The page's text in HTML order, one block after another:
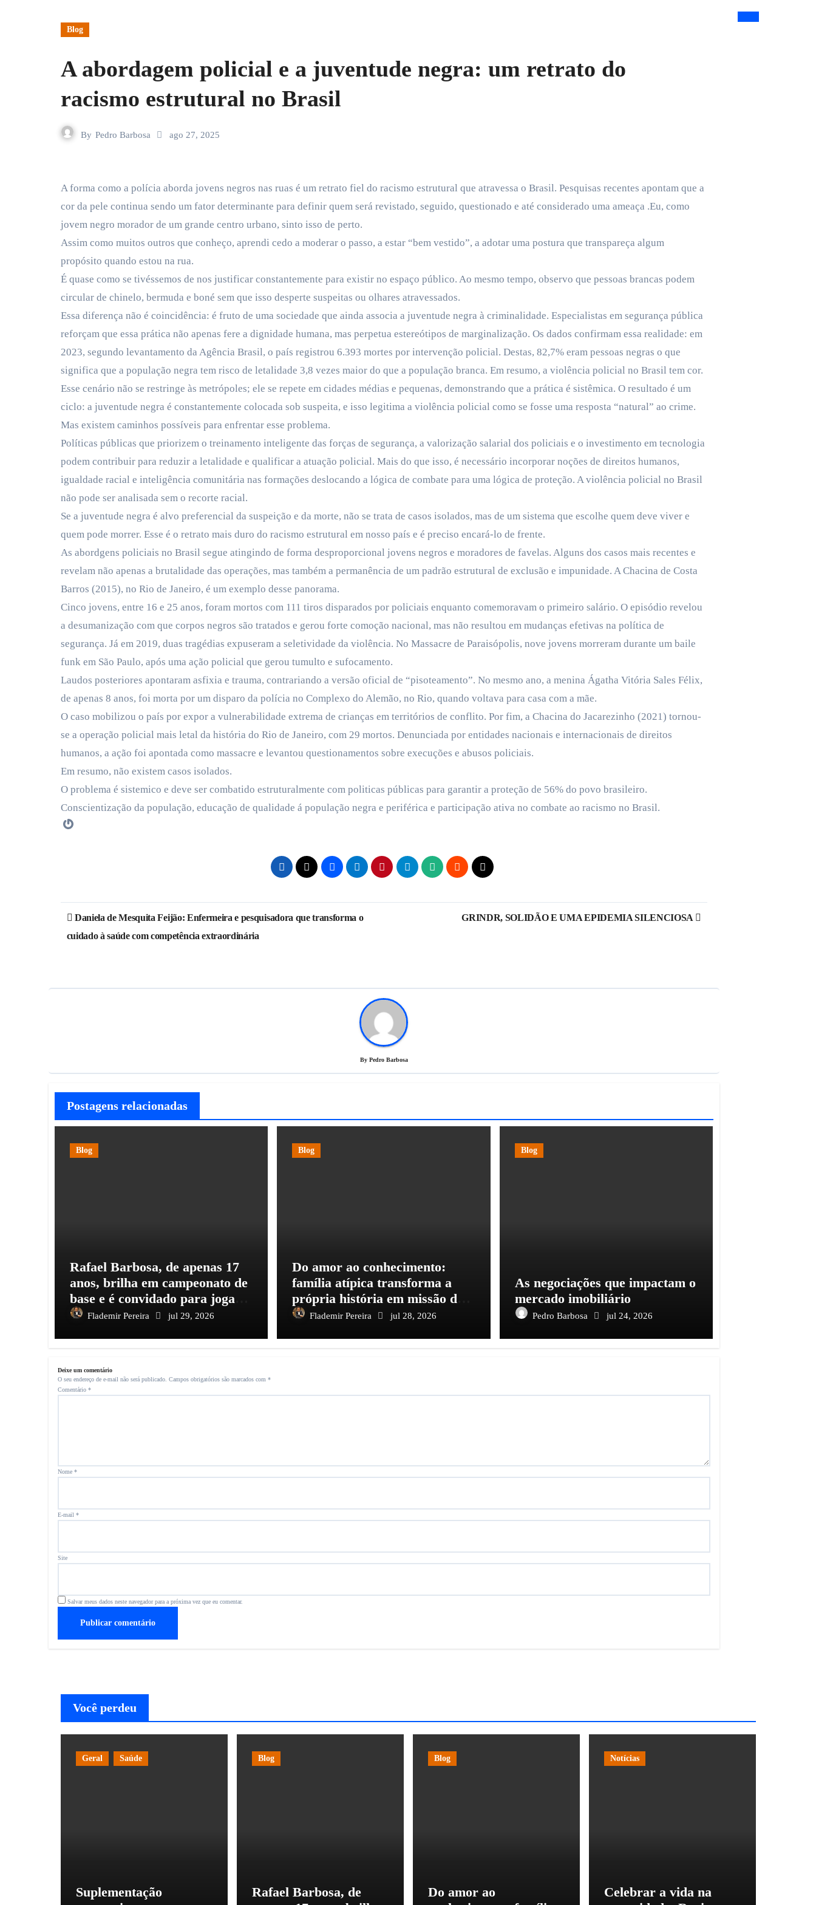
Blog
A abordagem policial e a juventude negra: um retrato do
racismo estrutural no Brasil
By Pedro Barbosa ago 27, 2025
A forma como a polícia aborda jovens negros nas ruas é um retrato fiel do racismo estrutural que atravessa o Brasil. Pesquisas recentes apontam que a
cor da pele continua sendo um fator determinante para definir quem será revistado, seguido, questionado e até considerado uma ameaça .Eu, como
jovem negro morador de um grande centro urbano, sinto isso de perto.
Assim como muitos outros que conheço, aprendi cedo a moderar o passo, a estar “bem vestido”, a adotar uma postura que transpareça algum
propósito quando estou na rua.
É quase como se tivéssemos de nos justificar constantemente para existir no espaço público. Ao mesmo tempo, observo que pessoas brancas podem
circular de chinelo, bermuda e boné sem que isso desperte suspeitas ou olhares atravessados.
Essa diferença não é coincidência: é fruto de uma sociedade que ainda associa a juventude negra à criminalidade. Especialistas em segurança pública
reforçam que essa prática não apenas fere a dignidade humana, mas perpetua estereótipos de marginalização. Os dados confirmam essa realidade: em
2023, segundo levantamento da Agência Brasil, o país registrou 6.393 mortes por intervenção policial. Destas, 82,7% eram pessoas negras o que
significa que a população negra tem risco de letalidade 3,8 vezes maior do que a população branca. Em resumo, a violência policial no Brasil tem cor.
Esse cenário não se restringe às metrópoles; ele se repete em cidades médias e pequenas, demonstrando que a prática é sistêmica. O resultado é um
ciclo: a juventude negra é constantemente colocada sob suspeita, e isso legitima a violência policial como se fosse uma resposta “natural” ao crime.
Mas existem caminhos possíveis para enfrentar esse problema.
Políticas públicas que priorizem o treinamento inteligente das forças de segurança, a valorização salarial dos policiais e o investimento em tecnologia
podem contribuir para reduzir a letalidade e qualificar a atuação policial. Mais do que isso, é necessário incorporar noções de direitos humanos,
igualdade racial e inteligência comunitária nas formações deslocando a lógica de combate para uma lógica de proteção. A violência policial no Brasil
não pode ser analisada sem o recorte racial.
Se a juventude negra é alvo preferencial da suspeição e da morte, não se trata de casos isolados, mas de um sistema que escolhe quem deve viver e
quem pode morrer. Esse é o retrato mais duro do racismo estrutural em nosso país e é preciso encará-lo de frente.
As abordgens policiais no Brasil segue atingindo de forma desproporcional jovens negros e moradores de favelas. Alguns dos casos mais recentes e
revelam não apenas a brutalidade das operações, mas também a permanência de um padrão estrutural de exclusão e impunidade. A Chacina de Costa
Barros (2015), no Rio de Janeiro, é um exemplo desse panorama.
Cinco jovens, entre 16 e 25 anos, foram mortos com 111 tiros disparados por policiais enquanto comemoravam o primeiro salário. O episódio revelou
a desumanização com que corpos negros são tratados e gerou forte comoção nacional, mas não resultou em mudanças efetivas na política de
segurança. Já em 2019, duas tragédias expuseram a seletividade da violência. No Massacre de Paraisópolis, nove jovens morreram durante um baile
funk em São Paulo, após uma ação policial que gerou tumulto e sufocamento.
Laudos posteriores apontaram asfixia e trauma, contrariando a versão oficial de “pisoteamento”. No mesmo ano, a menina Ágatha Vitória Sales Félix,
de apenas 8 anos, foi morta por um disparo da polícia no Complexo do Alemão, no Rio, quando voltava para casa com a mãe.
O caso mobilizou o país por expor a vulnerabilidade extrema de crianças em territórios de conflito. Por fim, a Chacina do Jacarezinho (2021) tornou-
se a operação policial mais letal da história do Rio de Janeiro, com 29 mortos. Denunciada por entidades nacionais e internacionais de direitos
humanos, a ação foi apontada como massacre e levantou questionamentos sobre execuções e abusos policiais.
Em resumo, não existem casos isolados.
O problema é sistemico e deve ser combatido estruturalmente com politicas públicas para garantir a proteção de 56% do povo brasileiro.
Conscientização da população, educação de qualidade á população negra e periférica e participação ativa no combate ao racismo no Brasil.
Daniela de Mesquita Feijão: Enfermeira e pesquisadora que transforma o
cuidado à saúde com competência extraordinária
GRINDR, SOLIDÃO E UMA EPIDEMIA SILENCIOSA
By Pedro Barbosa
Postagens relacionadas
Blog
Rafael Barbosa, de apenas 17
anos, brilha em campeonato de
base e é convidado para jogar e
estudar na Itália
Flademir Pereira jul 29, 2026
Blog
Do amor ao conhecimento:
família atípica transforma a
própria história em missão de
inclusão através da
Flademir Pereira jul 28, 2026
Blog
As negociações que impactam o
mercado imobiliário
Pedro Barbosa jul 24, 2026
Deixe um comentário
O seu endereço de e-mail não será publicado. Campos obrigatórios são marcados com *
Comentário *
Nome *
E-mail *
Site
Salvar meus dados neste navegador para a próxima vez que eu comentar.
Você perdeu
Geral Saúde
Suplementação
Blog
Rafael Barbosa, de
Blog
Do amor ao
Notícias
Celebrar a vida na